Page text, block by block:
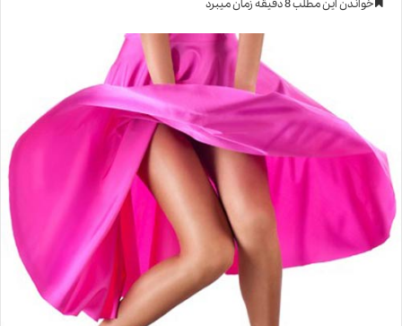
خواندن این مطلب 8 دقیقه زمان میبرد